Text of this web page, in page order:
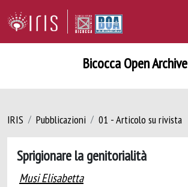
Bicocca Open Archive
IRIS Pubblicazioni 01 - Articolo su rivista
Sprigionare la genitorialità
Musi Elisabetta